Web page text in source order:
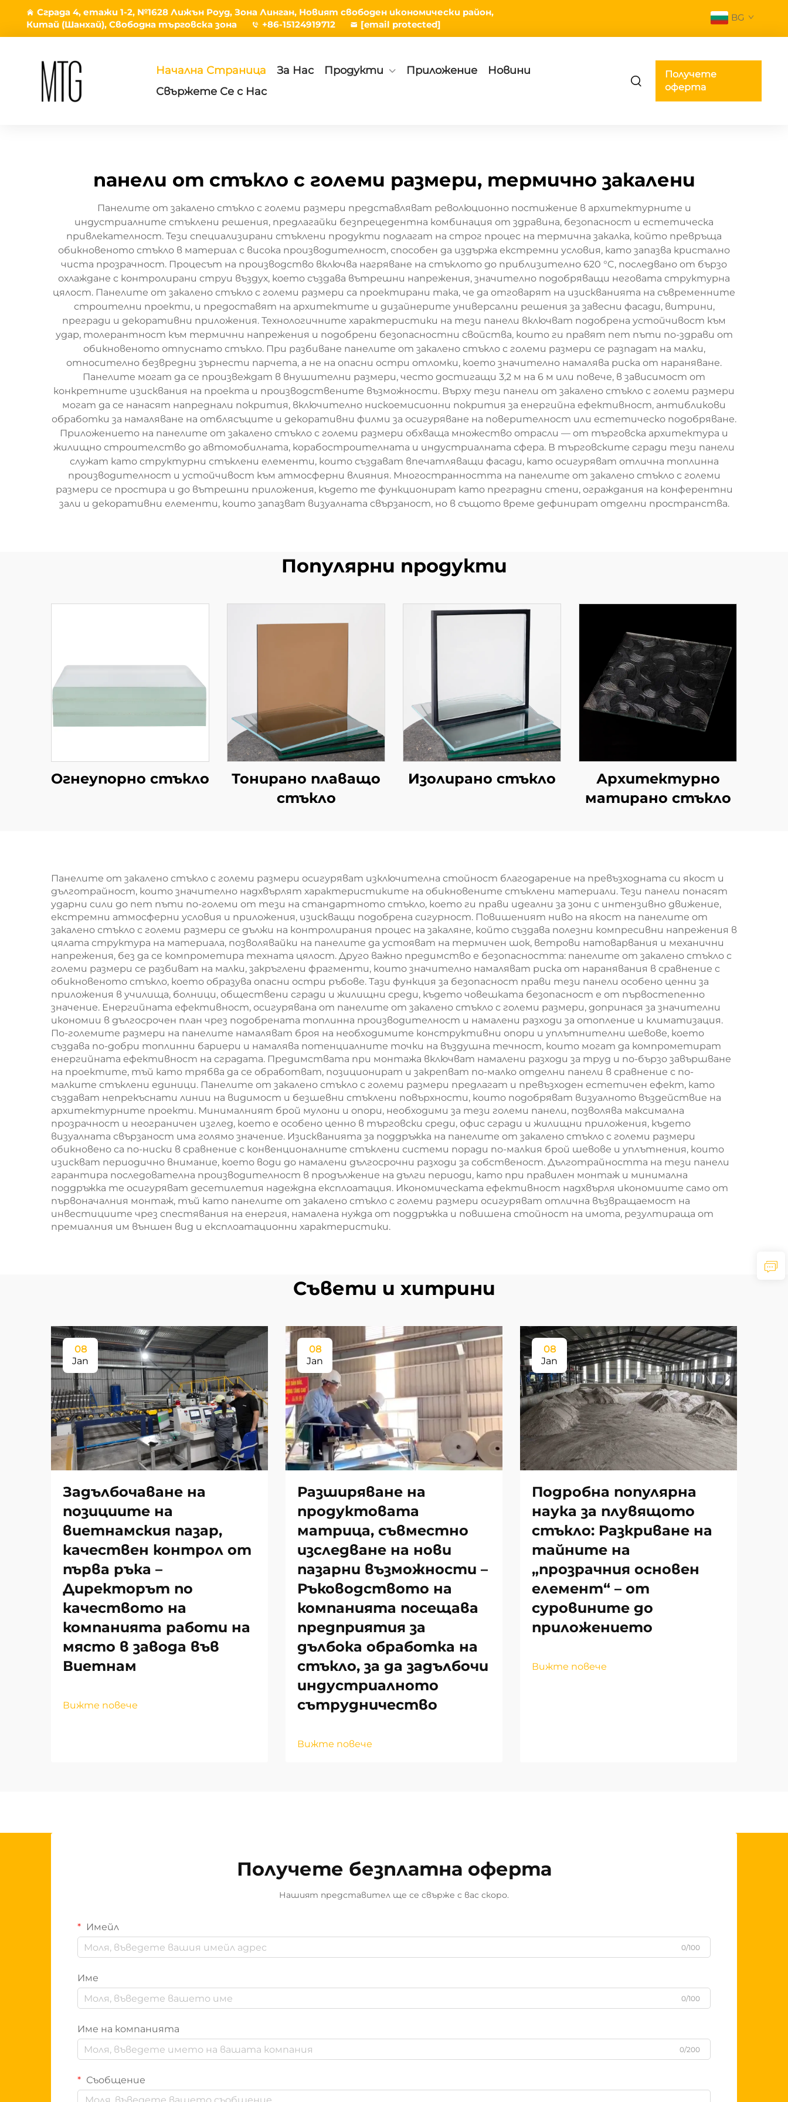
Сграда 4, етажи 1-2, №1628 Лижън Роуд, Зона Линган, Новият свободен икономически район,
Китай (Шанхай), Свободна търговска зона
+86-15124919712 [email protected]
BG
Начална Страница За Нас Продукти Приложение
Новини
Свържете Се с Нас
Получете
оферта
панели от стъкло с големи размери, термично закалени
Панелите от закалено стъкло с големи размери представляват революционно постижение в архитектурните и
индустриалните стъклени решения, предлагайки безпрецедентна комбинация от здравина, безопасност и естетическа
привлекателност. Тези специализирани стъклени продукти подлагат на строг процес на термична закалка, който превръща
обикновеното стъкло в материал с висока производителност, способен да издържа екстремни условия, като запазва кристално
чиста прозрачност. Процесът на производство включва нагряване на стъклото до приблизително 620 °C, последвано от бързо
охлаждане с контролирани струи въздух, което създава вътрешни напрежения, значително подобряващи неговата структурна
цялост. Панелите от закалено стъкло с големи размери са проектирани така, че да отговарят на изискванията на съвременните
строителни проекти, и предоставят на архитектите и дизайнерите универсални решения за завесни фасади, витрини,
прегради и декоративни приложения. Технологичните характеристики на тези панели включват подобрена устойчивост към
удар, толерантност към термични напрежения и подобрени безопасностни свойства, които ги правят пет пъти по-здрави от
обикновеното отпуснато стъкло. При разбиване панелите от закалено стъкло с големи размери се разпадат на малки,
относително безвредни зърнести парчета, а не на опасни остри отломки, което значително намалява риска от нараняване.
Панелите могат да се произвеждат в внушителни размери, често достигащи 3,2 м на 6 м или повече, в зависимост от
конкретните изисквания на проекта и производствените възможности. Върху тези панели от закалено стъкло с големи размери
могат да се нанасят напреднали покрития, включително нискоемисионни покрития за енергийна ефективност, антибликови
обработки за намаляване на отблясъците и декоративни филми за осигуряване на поверителност или естетическо подобряване.
Приложението на панелите от закалено стъкло с големи размери обхваща множество отрасли — от търговска архитектура и
жилищно строителство до автомобилната, корабостроителната и индустриалната сфера. В търговските сгради тези панели
служат като структурни стъклени елементи, които създават впечатляващи фасади, като осигуряват отлична топлинна
производителност и устойчивост към атмосферни влияния. Многостранността на панелите от закалено стъкло с големи
размери се простира и до вътрешни приложения, където те функционират като преградни стени, ограждания на конферентни
зали и декоративни елементи, които запазват визуалната свързаност, но в същото време дефинират отделни пространства.
Популярни продукти
Огнеупорно стъкло
Тонирано плаващо
стъкло
Изолирано стъкло
Архитектурно
матирано стъкло
Панелите от закалено стъкло с големи размери осигуряват изключителна стойност благодарение на превъзходната си якост и
дълготрайност, които значително надхвърлят характеристиките на обикновените стъклени материали. Тези панели понасят
ударни сили до пет пъти по-големи от тези на стандартното стъкло, което ги прави идеални за зони с интензивно движение,
екстремни атмосферни условия и приложения, изискващи подобрена сигурност. Повишеният ниво на якост на панелите от
закалено стъкло с големи размери се дължи на контролирания процес на закаляне, който създава полезни компресивни напрежения в
цялата структура на материала, позволявайки на панелите да устояват на термичен шок, ветрови натоварвания и механични
напрежения, без да се компрометира техната цялост. Друго важно предимство е безопасността: панелите от закалено стъкло с
големи размери се разбиват на малки, закръглени фрагменти, които значително намаляват риска от наранявания в сравнение с
обикновеното стъкло, което образува опасни остри ръбове. Тази функция за безопасност прави тези панели особено ценни за
приложения в училища, болници, обществени сгради и жилищни среди, където човешката безопасност е от първостепенно
значение. Енергийната ефективност, осигурявана от панелите от закалено стъкло с големи размери, допринася за значителни
икономии в дългосрочен план чрез подобрената топлинна производителност и намалени разходи за отопление и климатизация.
По-големите размери на панелите намаляват броя на необходимите конструктивни опори и уплътнителни шевове, което
създава по-добри топлинни бариери и намалява потенциалните точки на въздушна течност, които могат да компрометират
енергийната ефективност на сградата. Предимствата при монтажа включват намалени разходи за труд и по-бързо завършване
на проектите, тъй като трябва да се обработват, позиционират и закрепват по-малко отделни панели в сравнение с по-
малките стъклени единици. Панелите от закалено стъкло с големи размери предлагат и превъзходен естетичен ефект, като
създават непрекъснати линии на видимост и безшевни стъклени повърхности, които подобряват визуалното въздействие на
архитектурните проекти. Минималният брой мулони и опори, необходими за тези големи панели, позволява максимална
прозрачност и неограничен изглед, което е особено ценно в търговски среди, офис сгради и жилищни приложения, където
визуалната свързаност има голямо значение. Изискванията за поддръжка на панелите от закалено стъкло с големи размери
обикновено са по-ниски в сравнение с конвенционалните стъклени системи поради по-малкия брой шевове и уплътнения, които
изискват периодично внимание, което води до намалени дългосрочни разходи за собственост. Дълготрайността на тези панели
гарантира последователна производителност в продължение на дълги периоди, като при правилен монтаж и минимална
поддръжка те осигуряват десетилетия надеждна експлоатация. Икономическата ефективност надхвърля икономиите само от
първоначалния монтаж, тъй като панелите от закалено стъкло с големи размери осигуряват отлична възвращаемост на
инвестициите чрез спестявания на енергия, намалена нужда от поддръжка и повишена стойност на имота, резултираща от
премиалния им външен вид и експлоатационни характеристики.
Съвети и хитрини
08
Jan
Задълбочаване на
позициите на
виетнамския пазар,
качествен контрол от
първа ръка –
Директорът по
качеството на
компанията работи на
място в завода във
Виетнам
Вижте повече
08
Jan
Разширяване на
продуктовата
матрица, съвместно
изследване на нови
пазарни възможности –
Ръководството на
компанията посещава
предприятия за
дълбока обработка на
стъкло, за да задълбочи
индустриалното
сътрудничество
Вижте повече
08
Jan
Подробна популярна
наука за плувящото
стъкло: Разкриване на
тайните на
„прозрачния основен
елемент“ – от
суровините до
приложението
Вижте повече
Получете безплатна оферта
Нашият представител ще се свърже с вас скоро.
Имейл
0/100
Име
0/100
Име на компанията
0/200
Съобщение